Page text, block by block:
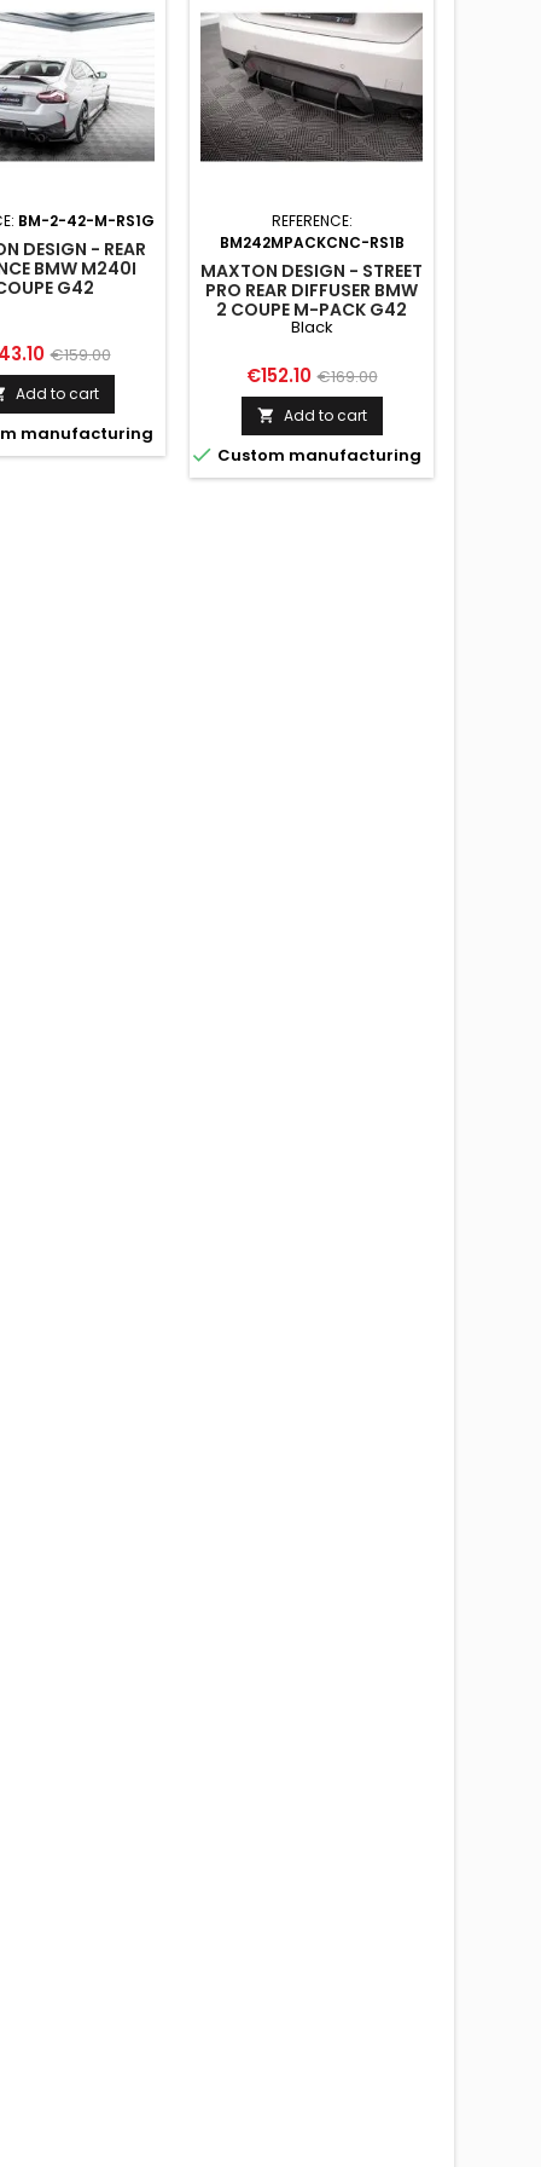
BM-2-42-M-RS1G
DESIGN - REAR
BMW M240I
G42
Regular
price
€159.00
Add to cart
manufacturing
REFERENCE:
BM242MPACKCNC-RS1B
MAXTON DESIGN - STREET
PRO REAR DIFFUSER BMW
2 COUPE M-PACK G42
BLACK
Black
Price
€152.10 Regular
price
€169.00
 Add to cart
 Custom manufacturing